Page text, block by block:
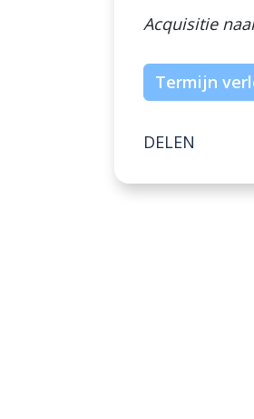
Acquisitie
Termijn
DELEN